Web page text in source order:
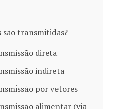
são transmitidas?
direta
indireta
por vetores
alimentar (via